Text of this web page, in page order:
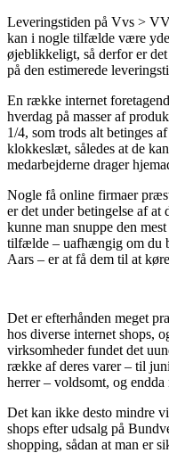
Leveringstiden på Vvs >
kan i nogle tilfælde være
øjeblikkeligt, så derfor er
på den estimerede
En række internet
hverdag på masser af
1/4, som trods alt betinges
klokkeslæt, således at de
medarbejderne drager
Nogle få online firmaer
er det under betingelse af
kunne man snuppe den
tilfælde – uafhængig om du
Aars – er at få dem til at
Det er efterhånden meget
hos diverse internet shops,
virksomheder fundet det
række af deres varer – til
herrer – voldsomt, og
Det kan ikke desto mindre
shops efter udsalg på
shopping, sådan at man er